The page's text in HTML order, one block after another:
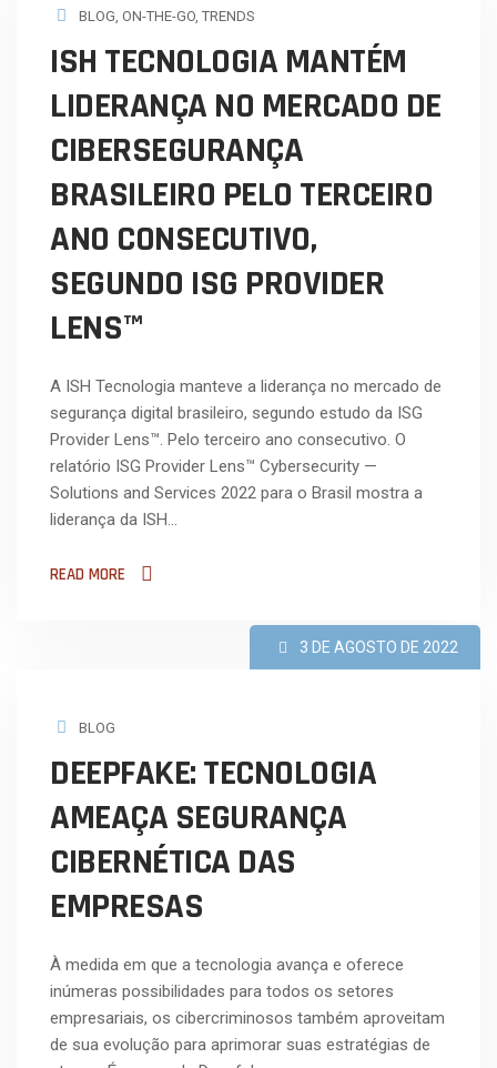
BLOG, ON-THE-GO, TRENDS
ISH TECNOLOGIA MANTÉM
LIDERANÇA NO MERCADO DE
CIBERSEGURANÇA
BRASILEIRO PELO TERCEIRO
ANO CONSECUTIVO,
SEGUNDO ISG PROVIDER
LENS™
A ISH Tecnologia manteve a liderança no mercado de
segurança digital brasileiro, segundo estudo da ISG
Provider Lens™. Pelo terceiro ano consecutivo. O
relatório ISG Provider Lens™ Cybersecurity —
Solutions and Services 2022 para o Brasil mostra a
liderança da ISH…
READ MORE
3 DE AGOSTO DE 2022
BLOG
DEEPFAKE: TECNOLOGIA
AMEAÇA SEGURANÇA
CIBERNÉTICA DAS
EMPRESAS
À medida em que a tecnologia avança e oferece
inúmeras possibilidades para todos os setores
empresariais, os cibercriminosos também aproveitam
de sua evolução para aprimorar suas estratégias de